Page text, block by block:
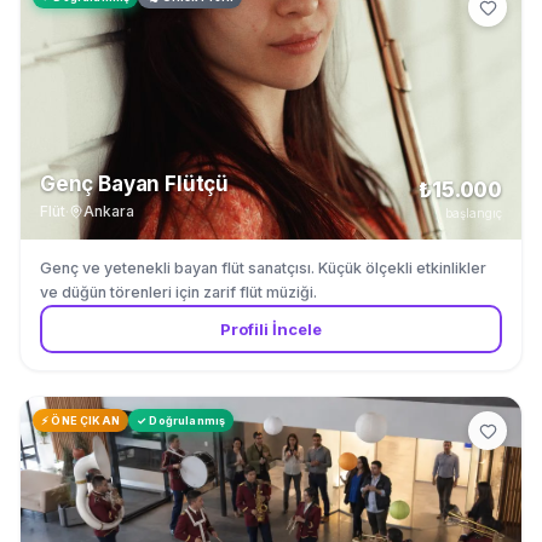
Genç Bayan Flütçü
Flüt· Ankara
₺15.000
başlangıç
Genç ve yetenekli bayan flüt sanatçısı. Küçük ölçekli etkinlikler
ve düğün törenleri için zarif flüt müziği.
Profili İncele
⚡ ÖNE ÇIKAN ✓ Doğrulanmış